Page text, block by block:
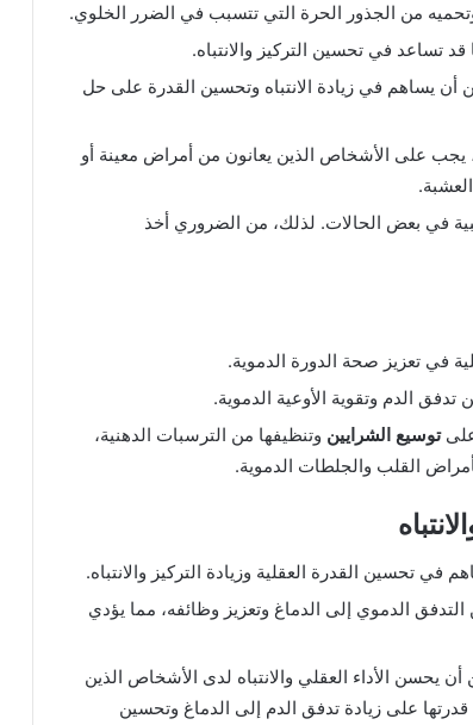
من الجذور الحرة التي تتسبب في الضرر الخلوي.
تساعد في تحسين التركيز والانتباه.
يساهم في زيادة الانتباه وتحسين القدرة على حل
يجب على الأشخاص الذين يعانون من أمراض معينة أو
في بعض الحالات. لذلك، من الضروري أخذ
في تعزيز صحة الدورة الدموية.
الدم وتقوية الأوعية الدموية.
علىتوسيع الشرايين وتنظيفها من الترسبات الدهنية،
القلب والجلطات الدموية.
في تحسين القدرة العقلية وزيادة التركيز والانتباه.
الدموي إلى الدماغ وتعزيز وظائفه، مما يؤدي
يحسن الأداء العقلي والانتباه لدى الأشخاص الذين
على زيادة تدفق الدم إلى الدماغ وتحسين